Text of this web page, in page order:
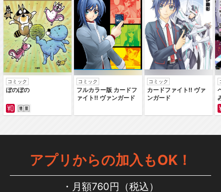
コミック
ぼのぼの
コミック
フルカラー版 カードフ
ァイト‼ ヴァンガード
コミック
カードファイト‼ ヴァ
ンガード
アプリからの加入もOK！
月額760円（税込）